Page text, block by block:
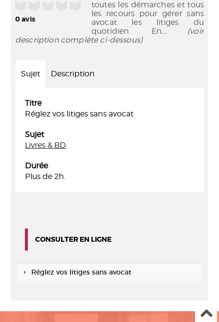
0avis
toutes les démarches et tous
les recours pour gérer sans
avocat les litiges du
quotidien. En... (voir
description complète ci-dessous)
Sujet Description
Titre
Réglez vos litiges sans avocat
Sujet
Livres & BD
Durée
Plus de 2h.
CONSULTER EN LIGNE
Réglez vos litiges sans avocat